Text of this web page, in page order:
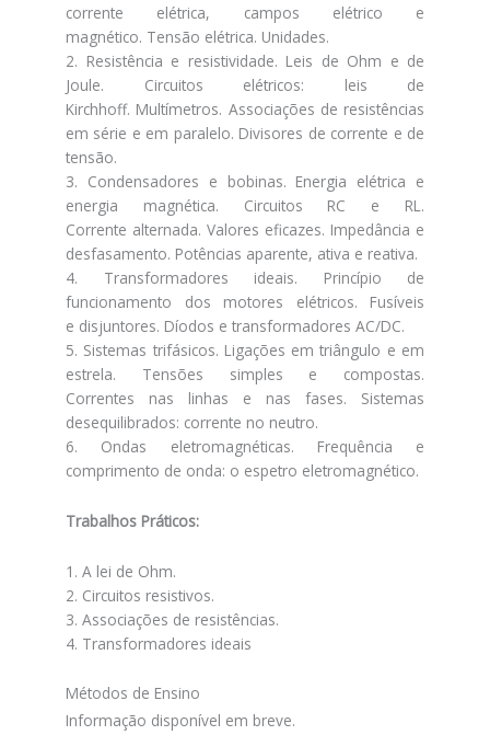
corrente elétrica, campos elétrico e
magnético. Tensão elétrica. Unidades.
2. Resistência e resistividade. Leis de Ohm e de
Joule. Circuitos elétricos: leis de
Kirchhoff. Multímetros. Associações de resistências
em série e em paralelo. Divisores de corrente e de
tensão.
3. Condensadores e bobinas. Energia elétrica e
energia magnética. Circuitos RC e RL.
Corrente alternada. Valores eficazes. Impedância e
desfasamento. Potências aparente, ativa e reativa.
4. Transformadores ideais. Princípio de
funcionamento dos motores elétricos. Fusíveis
e disjuntores. Díodos e transformadores AC/DC.
5. Sistemas trifásicos. Ligações em triângulo e em
estrela. Tensões simples e compostas.
Correntes nas linhas e nas fases. Sistemas
desequilibrados: corrente no neutro.
6. Ondas eletromagnéticas. Frequência e
comprimento de onda: o espetro eletromagnético.
Trabalhos Práticos:
1. A lei de Ohm.
2. Circuitos resistivos.
3. Associações de resistências.
4. Transformadores ideais
Métodos de Ensino
Informação disponível em breve.